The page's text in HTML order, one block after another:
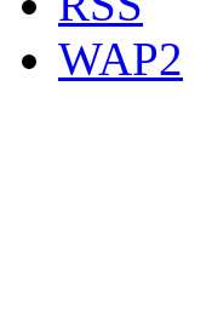
WAP2